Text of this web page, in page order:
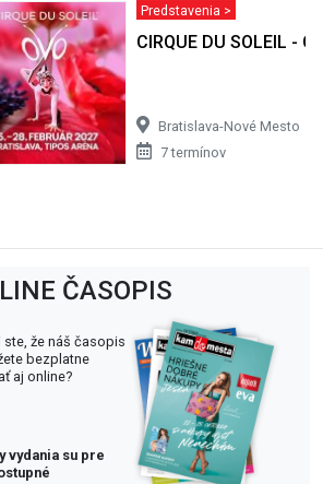
Predstavenia >
CIRQUE DU SOLEIL -
Bratislava-Nové Mesto
7 termínov
ČASOPIS
ste, že náš časopis
bezplatne
aj online?
vydania su pre